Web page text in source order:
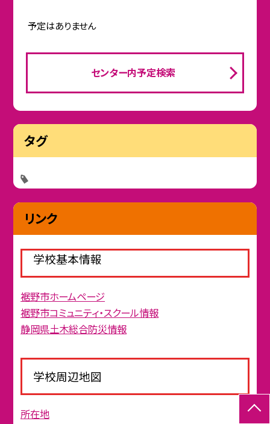
予定はありません
センター内予定検索
タグ
リンク
学校基本情報
裾野市ホームページ
裾野市コミュニティ・スクール情報
静岡県土木総合防災情報
学校周辺地図
所在地